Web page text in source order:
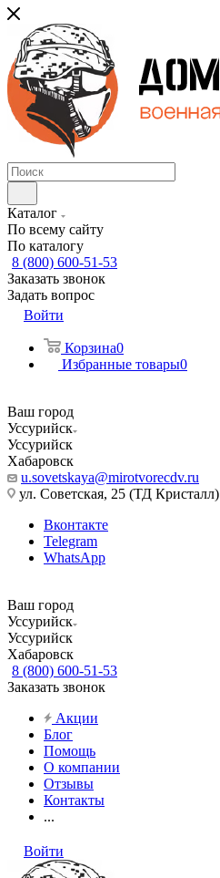
Каталог
По всему сайту
По каталогу
8 (800) 600-51-53
Заказать звонок
Задать вопрос
Войти
Корзина0
Избранные товары0
Ваш город
Уссурийск
Уссурийск
Хабаровск
u.sovetskaya@mirotvorecdv.ru
ул. Советская, 25 (ТД Кристалл)
Вконтакте
Telegram
WhatsApp
Ваш город
Уссурийск
Уссурийск
Хабаровск
8 (800) 600-51-53
Заказать звонок
Акции
Блог
Помощь
О компании
Отзывы
Контакты
...
Войти